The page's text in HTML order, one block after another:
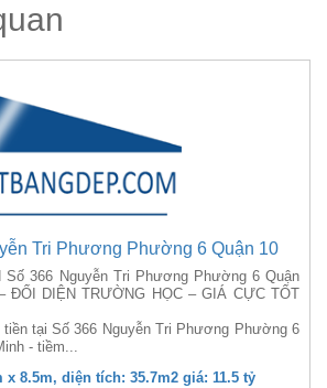
Tri Phương Phường 6 Quận 10
Số 366 Nguyễn Tri Phương Phường 6 Quận
ĐỐI DIỆN TRƯỜNG HỌC – GIÁ CỰC TỐT
tiền tại Số 366 Nguyễn Tri Phương Phường 6
- tiềm...
x 8.5m, diện tích: 35.7m2 giá: 11.5 tỷ